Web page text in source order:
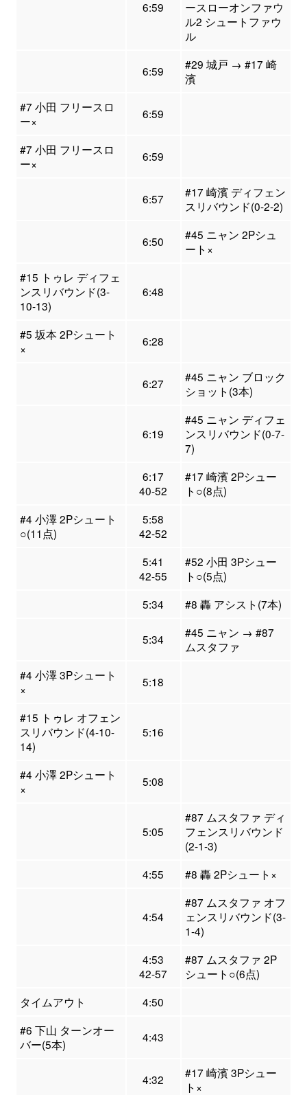
6:59
ースローオンファウ
ル2 シュートファウ
ル
6:59
#29 城戸 → #17 崎
濱
#7 小田 フリースロ
ー×
6:59
#7 小田 フリースロ
ー×
6:59
6:57
#17 崎濱 ディフェン
スリバウンド(0-2-2)
6:50
#45 ニャン 2Pシュ
ート×
#15 トゥレ ディフェ
ンスリバウンド(3-
10-13)
6:48
#5 坂本 2Pシュート
×
6:28
6:27
#45 ニャン ブロック
ショット(3本)
6:19
#45 ニャン ディフェ
ンスリバウンド(0-7-
7)
6:17
40-52
#17 崎濱 2Pシュー
ト○(8点)
#4 小澤 2Pシュート
○(11点)
5:58
42-52
5:41
42-55
#52 小田 3Pシュー
ト○(5点)
5:34
#8 轟 アシスト(7本)
5:34
#45 ニャン → #87
ムスタファ
#4 小澤 3Pシュート
×
5:18
#15 トゥレ オフェン
スリバウンド(4-10-
14)
5:16
#4 小澤 2Pシュート
×
5:08
5:05
#87 ムスタファ ディ
フェンスリバウンド
(2-1-3)
4:55
#8 轟 2Pシュート×
4:54
#87 ムスタファ オフ
ェンスリバウンド(3-
1-4)
4:53
42-57
#87 ムスタファ 2P
シュート○(6点)
タイムアウト
4:50
#6 下山 ターンオー
バー(5本)
4:43
4:32
#17 崎濱 3Pシュー
ト×